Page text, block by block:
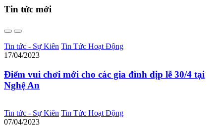
Tin tức mới
Tin tức - Sự Kiên Tin Tức Hoạt Động
17/04/2023
Điểm vui chơi mới cho các gia đình dịp lễ 30/4 tại
Nghệ An
Tin tức - Sự Kiên Tin Tức Hoạt Động
07/04/2023